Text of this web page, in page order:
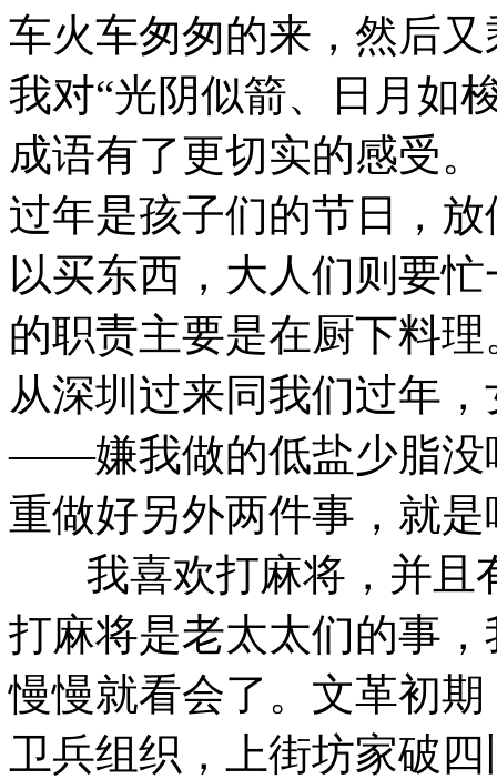
车火车匆匆的来，然后
我对“光阴似箭、日月如
成语有了更切实的感
过年是孩子们的节日，
以买东西，大人们则要
的职责主要是在厨下料
从深圳过来同我们过年
——嫌我做的低盐少脂
重做好另外两件事，就
我喜欢打麻将，并且
打麻将是老太太们的事
慢慢就看会了。文革初
卫兵组织，上街坊家破